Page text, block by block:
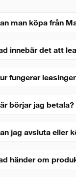
man köpa från
innebär det att
fungerar
börjar jag betala?
jag avsluta eller
händer om